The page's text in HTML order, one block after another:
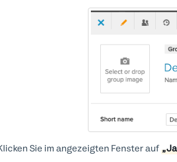
Sie im angezeigten Fenster auf „Ja